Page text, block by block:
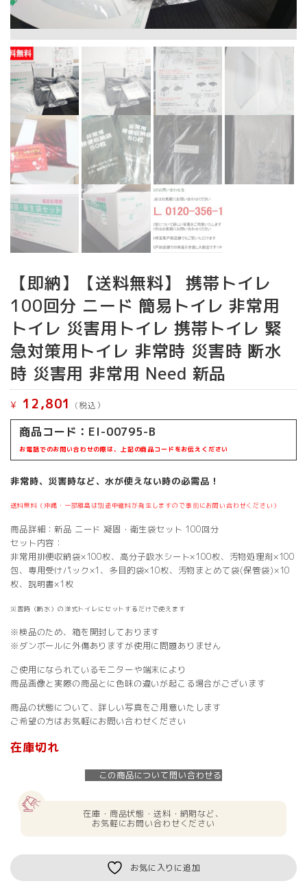
【即納】【送料無料】 携帯トイレ
100回分 ニード 簡易トイレ 非常用
トイレ 災害用トイレ 携帯トイレ 緊
急対策用トイレ 非常時 災害時 断水
時 災害用 非常用 Need 新品
¥ 12,801 (税込）
商品コード：EI-00795-B
お電話でのお問い合わせの際は、上記の商品コードをお伝えください
非常時、災害時など、水が使えない時の必需品！
送料無料（沖縄・一部離島は別途中継料が発生しますので事前にお問い合わせください）
商品詳細：新品 ニード 凝固・衛生袋セット 100回分
セット内容：
非常用排便収納袋×100枚、高分子吸水シート×100枚、汚物処理剤×100
包、専用受けパック×1、多目的袋×10枚、汚物まとめて袋(保管袋)×10
枚、説明書×1枚
災害時（断水）の洋式トイレにセットするだけで使えます
※検品のため、箱を開封しております
※ダンボールに外傷ありますが使用に問題ありません
ご使用になられているモニターや端末により
商品画像と実際の商品とに色味の違いが起こる場合がございます
商品の状態について、詳しい写真をご用意いたします
ご希望の方はお気軽にお問い合わせください
在庫切れ
この商品について問い合わせる
在庫・商品状態・送料・納期など、
お気軽にお問い合わせください
お気に入りに追加